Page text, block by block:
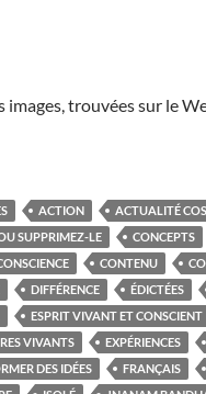
images, trouvées sur le
ACTION
ACTUALITÉ
SUPPRIMEZ-LE
CONCEPTS
CONTENU
DIFFÉRENCE ÉDICTÉES
ESPRIT VIVANT ET CONSCIENT
VIVANTS EXPÉRIENCES
DES IDÉES FRANÇAIS